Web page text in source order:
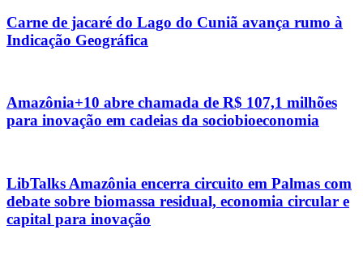
Carne de jacaré do Lago do Cuniã avança rumo à
Indicação Geográfica
Amazônia+10 abre chamada de R$ 107,1 milhões
para inovação em cadeias da sociobioeconomia
LibTalks Amazônia encerra circuito em Palmas com
debate sobre biomassa residual, economia circular e
capital para inovação